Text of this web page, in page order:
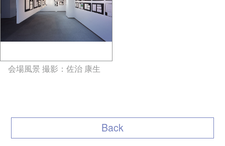
会場風景 撮影：佐治 康生
Back